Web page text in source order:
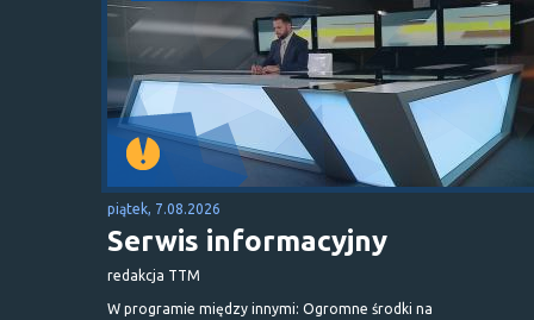
piątek, 7.08.2026
Serwis informacyjny
redakcja TTM
W programie między innymi: Ogromne środki na